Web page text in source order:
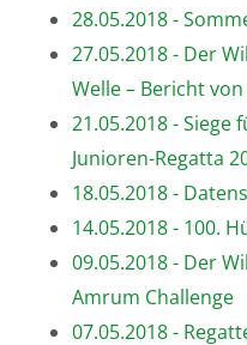
28.05.2018 -
27.05.2018 - Der
Welle – Bericht
21.05.2018 -
Junioren-Regatta
18.05.2018 -
14.05.2018 - 100.
09.05.2018 - Der
Amrum Challenge
07.05.2018 -